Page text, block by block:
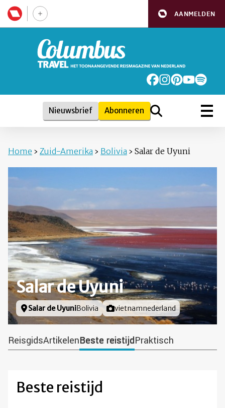
AANMELDEN
Nieuwsbrief Abonneren
Home › Zuid-Amerika › Bolivia › Salar de Uyuni
Salar de Uyuni
Locatie
Salar de UyuniBolivia Foto door
vietnamnederland
ReisgidsArtikelenBeste reistijdPraktisch
Beste reistijd